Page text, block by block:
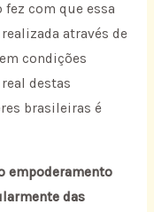
com que essa
através de
condições
destas
brasileiras é
empoderamento
das